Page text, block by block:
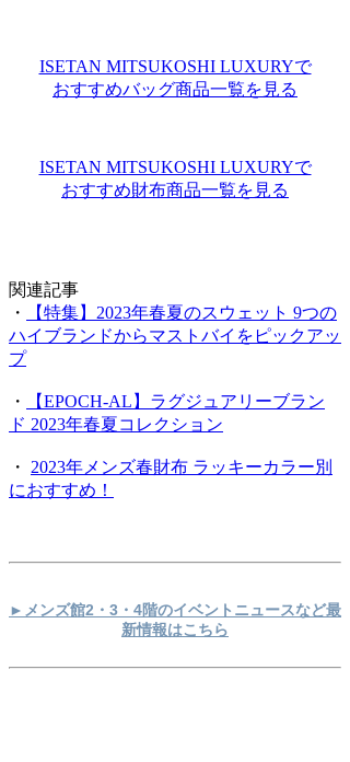
ISETAN MITSUKOSHI LUXURYで
おすすめバッグ商品一覧を見る
ISETAN MITSUKOSHI LUXURYで
おすすめ財布商品一覧を見る
関連記事
・
【特集】2023年春夏のスウェット 9つの
ハイブランドからマストバイをピックアッ
プ
・
【EPOCH-AL】ラグジュアリーブラン
ド 2023年春夏コレクション
・ 2023年メンズ春財布 ラッキーカラー別
におすすめ！
►メンズ館2・3・4階のイベントニュースなど最
新情報はこちら